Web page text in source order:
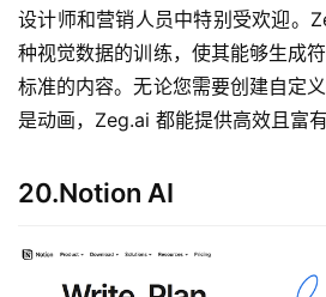
设计师和营销人员中特别受欢迎。
种视觉数据的训练，使其能够生成
标准的内容。无论您需要创建自定
是动画，Zeg.ai 都能提供高效且富有
20.Notion AI